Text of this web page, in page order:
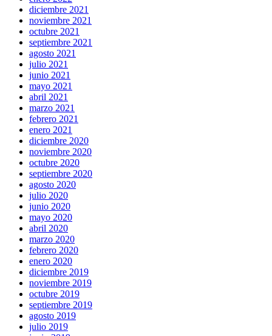
diciembre 2021
noviembre 2021
octubre 2021
septiembre 2021
agosto 2021
julio 2021
junio 2021
mayo 2021
abril 2021
marzo 2021
febrero 2021
enero 2021
diciembre 2020
noviembre 2020
octubre 2020
septiembre 2020
agosto 2020
julio 2020
junio 2020
mayo 2020
abril 2020
marzo 2020
febrero 2020
enero 2020
diciembre 2019
noviembre 2019
octubre 2019
septiembre 2019
agosto 2019
julio 2019